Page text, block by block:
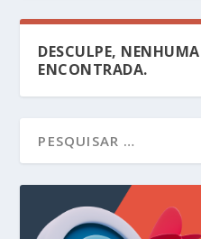
DESCULPE,
ENCONTRADA.